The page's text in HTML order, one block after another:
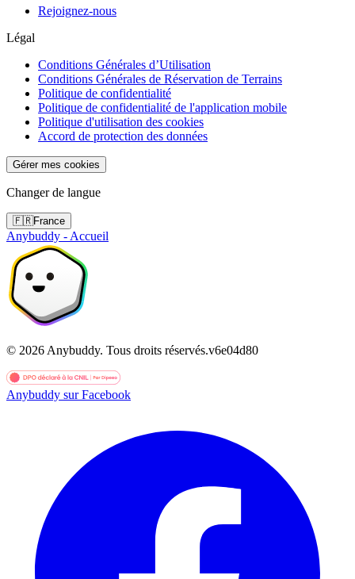
Rejoignez-nous
Légal
Conditions Générales d’Utilisation
Conditions Générales de Réservation de Terrains
Politique de confidentialité
Politique de confidentialité de l'application mobile
Politique d'utilisation des cookies
Accord de protection des données
Gérer mes cookies
Changer de langue
🇫🇷France
Anybuddy - Accueil
© 2026 Anybuddy. Tous droits réservés.v6e04d80
Anybuddy sur Facebook